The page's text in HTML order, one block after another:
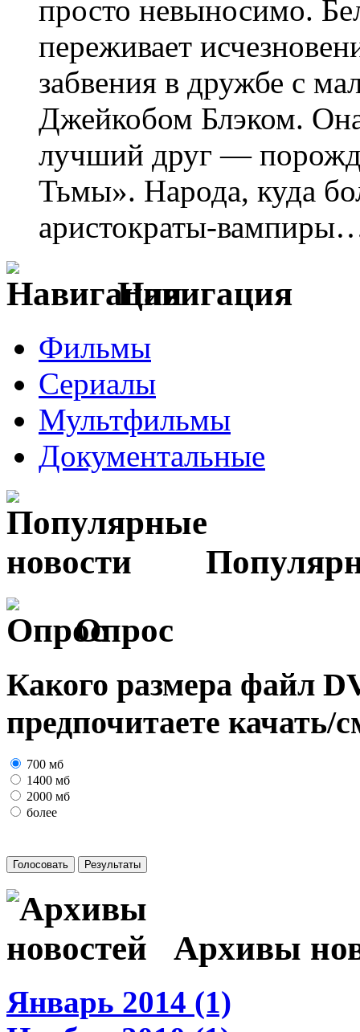
просто невыносимо.
переживает
забвения в дружбе с
Джейкобом Блэком. Она
лучший друг —
Тьмы». Народа, куда
аристократы-
Навигация
Фильмы
Сериалы
Мультфильмы
Документальные
Опрос
Какого размера файл
предпочитаете качать/
700 мб
1400 мб
2000 мб
более
Архивы
Январь 2014 (1)